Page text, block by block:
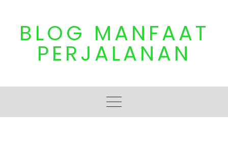
contentBLOG MANFAAT
PERJALANAN